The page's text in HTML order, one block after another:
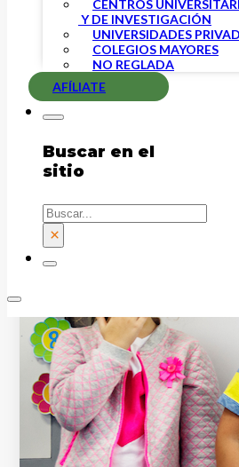
CENTROS
Y DE INVESTIGACIÓN
UNIVERSIDADES
COLEGIOS MAYORES
NO REGLADA
AFÍLIATE
Buscar en el
sitio
Buscar
×